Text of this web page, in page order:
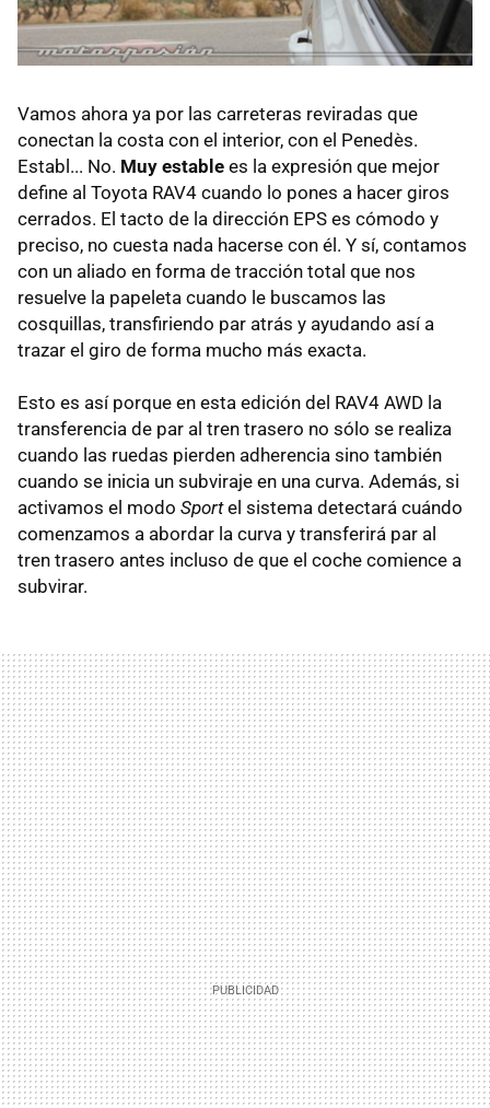
Vamos ahora ya por las carreteras reviradas que
conectan la costa con el interior, con el Penedès.
Establ... No. Muy estable es la expresión que mejor
define al Toyota RAV4 cuando lo pones a hacer giros
cerrados. El tacto de la dirección EPS es cómodo y
preciso, no cuesta nada hacerse con él. Y sí, contamos
con un aliado en forma de tracción total que nos
resuelve la papeleta cuando le buscamos las
cosquillas, transfiriendo par atrás y ayudando así a
trazar el giro de forma mucho más exacta.
Esto es así porque en esta edición del RAV4 AWD la
transferencia de par al tren trasero no sólo se realiza
cuando las ruedas pierden adherencia sino también
cuando se inicia un subviraje en una curva. Además, si
activamos el modo Sportel sistema detectará cuándo
comenzamos a abordar la curva y transferirá par al
tren trasero antes incluso de que el coche comience a
subvirar.